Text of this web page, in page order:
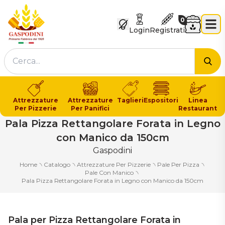
LoginRegistrati
Carrello
0
Attrezzature
Per Pizzerie
Attrezzature
Per Panifici
TaglieriEspositori
Linea
Restaurant
Pala Pizza Rettangolare Forata in Legno
con Manico da 150cm
Gaspodini
Home ৲ Catalogo ৲ Attrezzature Per Pizzerie ৲ Pale Per Pizza ৲
Pale Con Manico ৲
Pala Pizza Rettangolare Forata in Legno con Manico da 150cm
Pala per Pizza Rettangolare Forata in